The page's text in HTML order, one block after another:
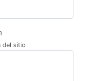
del sitio